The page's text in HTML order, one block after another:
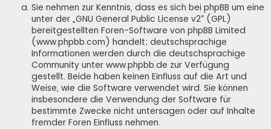
Sie nehmen zur Kenntnis, dass es sich bei phpBB um eine
unter der „GNU General Public License v2“ (GPL)
bereitgestellten Foren-Software von phpBB Limited
(www.phpbb.com) handelt; deutschsprachige
Informationen werden durch die deutschsprachige
Community unter www.phpbb.de zur Verfügung
gestellt. Beide haben keinen Einfluss auf die Art und
Weise, wie die Software verwendet wird. Sie können
insbesondere die Verwendung der Software für
bestimmte Zwecke nicht untersagen oder auf Inhalte
fremder Foren Einfluss nehmen.